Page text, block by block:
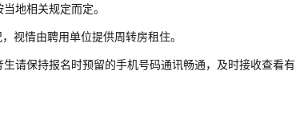
地相关规定而定。
视情由聘用单位提供周转房租住。
请保持报名时预留的手机号码通讯畅通，及时接收查看